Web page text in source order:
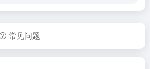
常见问题